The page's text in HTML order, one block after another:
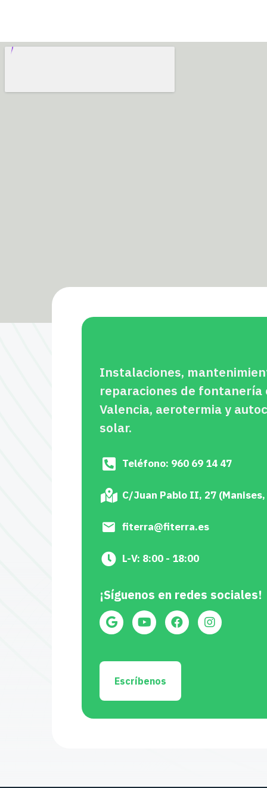
Instalaciones,
reparaciones de fontanería
Valencia, aerotermia y
solar.
Teléfono: 960 69 14 47
C/Juan Pablo II, 27
fiterra@fiterra.es
L-V: 8:00 - 18:00
¡Síguenos en redes sociales!
Escríbenos